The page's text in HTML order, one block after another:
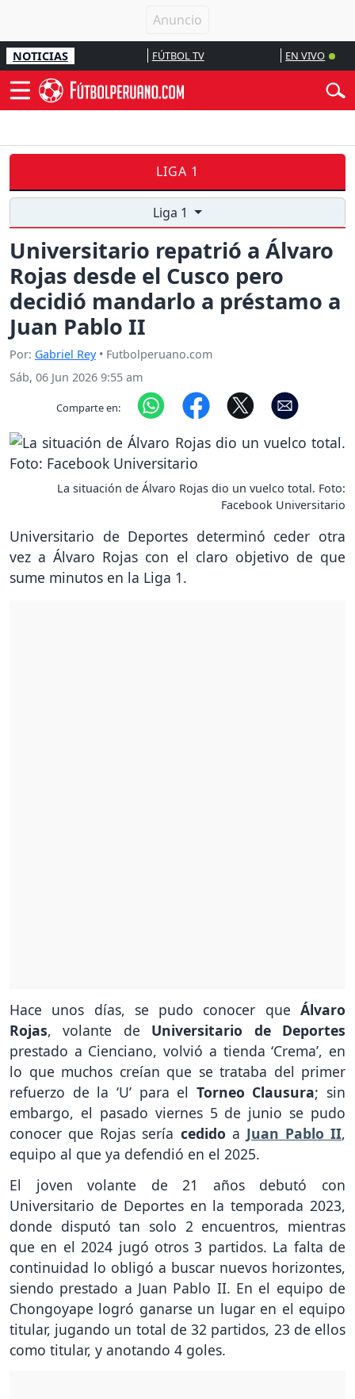
NOTICIAS FÚTBOL TV EN VIVO
LIGA 1
Liga 1
Universitario repatrió a Álvaro
Rojas desde el Cusco pero
decidió mandarlo a préstamo a
Juan Pablo II
Por: Gabriel Rey• Futbolperuano.com
Sáb, 06 Jun 2026 9:55 am
Comparte en:
La situación de Álvaro Rojas dio un vuelco total. Foto:
Facebook Universitario
Universitario de Deportes determinó ceder otra
vez a Álvaro Rojas con el claro objetivo de que
sume minutos en la Liga 1.
Hace unos días, se pudo conocer que Álvaro
Rojas, volante de Universitario de Deportes
prestado a Cienciano, volvió a tienda ‘Crema’, en
lo que muchos creían que se trataba del primer
refuerzo de la ‘U’ para el Torneo Clausura; sin
embargo, el pasado viernes 5 de junio se pudo
conocer que Rojas sería cedido a Juan Pablo II,
equipo al que ya defendió en el 2025.
El joven volante de 21 años debutó con
Universitario de Deportes en la temporada 2023,
donde disputó tan solo 2 encuentros, mientras
que en el 2024 jugó otros 3 partidos. La falta de
continuidad lo obligó a buscar nuevos horizontes,
siendo prestado a Juan Pablo II. En el equipo de
Chongoyape logró ganarse un lugar en el equipo
titular, jugando un total de 32 partidos, 23 de ellos
como titular, y anotando 4 goles.